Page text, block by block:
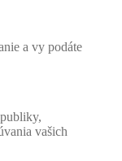
a vy podáte
vašich